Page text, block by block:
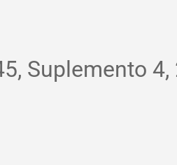
Suplemento 4,